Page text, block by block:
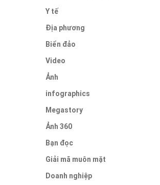
Y tế
Địa phương
Biển đảo
Video
Ảnh
infographics
Megastory
Ảnh 360
Bạn đọc
Giải mã muôn mặt
Doanh nghiệp